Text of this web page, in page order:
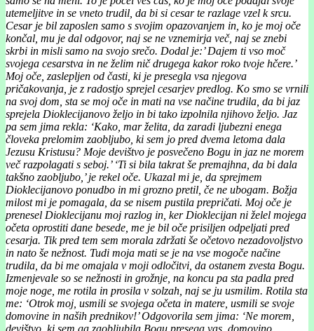
utemeljitve in se vneto trudil, da bi si cesar te razlage vzel k srcu.
Cesar je bil zaposlen samo s svojim opazovanjem in, ko je moj oče
končal, mu je dal odgovor, naj se ne vznemirja več, naj se znebi
skrbi in misli samo na svojo srečo. Dodal je:’ Dajem ti vso moč
svojega cesarstva in ne želim nič drugega kakor roko tvoje hčere.’
Moj oče, zaslepljen od časti, ki je presegla vsa njegova
pričakovanja, je z radostjo sprejel cesarjev predlog. Ko smo se vrnili
na svoj dom, sta se moj oče in mati na vse načine trudila, da bi jaz
sprejela Dioklecijanovo željo in bi tako izpolnila njihovo željo. Jaz
pa sem jima rekla: ‘Kako, mar želita, da zaradi ljubezni enega
človeka prelomim zaobljubo, ki sem jo pred dvema letoma dala
Jezusu Kristusu? Moje devištvo je posvečeno Bogu in jaz ne morem
več razpolagati s seboj.’ ‘Ti si bila takrat še premajhna, da bi dala
takšno zaobljubo,’ je rekel oče. Ukazal mi je, da sprejmem
Dioklecijanovo ponudbo in mi grozno pretil, če ne ubogam. Božja
milost mi je pomagala, da se nisem pustila prepričati. Moj oče je
prenesel Dioklecijanu moj razlog in, ker Dioklecijan ni želel mojega
očeta oprostiti dane besede, me je bil oče prisiljen odpeljati pred
cesarja. Tik pred tem sem morala zdržati še očetovo nezadovoljstvo
in nato še nežnost. Tudi moja mati se je na vse mogoče načine
trudila, da bi me omajala v moji odločitvi, da ostanem zvesta Bogu.
Izmenjevale so se nežnosti in grožnje, na koncu pa sta padla pred
moje noge, me rotila in prosila v solzah, naj se ju usmilim. Rotila sta
me: ‘Otrok moj, usmili se svojega očeta in matere, usmili se svoje
domovine in naših prednikov!’ Odgovorila sem jima: ‘Ne morem,
devištvo, ki sem ga zaobljubila Bogu presega vas, domovino,